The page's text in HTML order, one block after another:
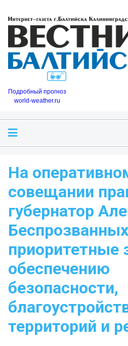
Подробный прогноз
world-weather.ru
На
совещании
губернатор
приоритетные
обеспечению
безопасности,
территорий и